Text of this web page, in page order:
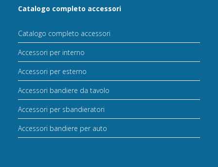
Catalogo completo accessori
Catalogo completo accessori
Accessori per interno
Accessori per esterno
Accessori bandiere da tavolo
Accessori per sbandieratori
Accessori bandiere per auto